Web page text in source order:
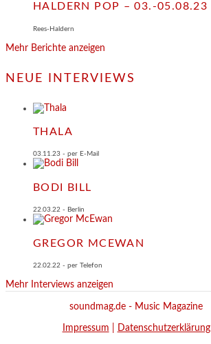
HALDERN POP – 03.-05.08.23
Rees-Haldern
Mehr Berichte anzeigen
NEUE INTERVIEWS
THALA
03.11.23 - per E-Mail
BODI BILL
22.03.22 - Berlin
GREGOR MCEWAN
22.02.22 - per Telefon
Mehr Interviews anzeigen
soundmag.de - Music Magazine
Impressum Datenschutzerklärung